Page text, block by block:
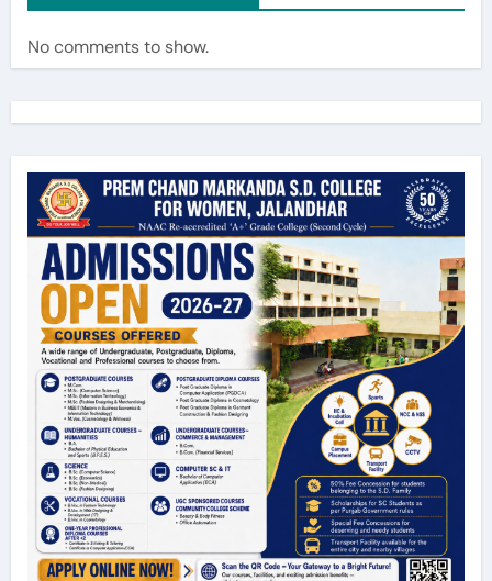
No comments to show.